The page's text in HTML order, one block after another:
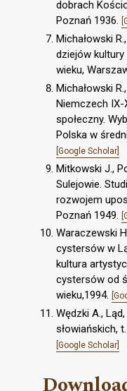
dobrach
Poznań 1936.
Michałowski
dziejów
wieku,
Michałowski
Niemczech IX-
społeczny.
Polska w
[Google Scholar]
Mitkowski J.,
Sulejowie.
rozwojem
Poznań 1949.
Waraczewski
cystersów w
kultura
cystersów od
wieku,1994.
Wędzki A.,
słowiańskich,
[Google Scholar]